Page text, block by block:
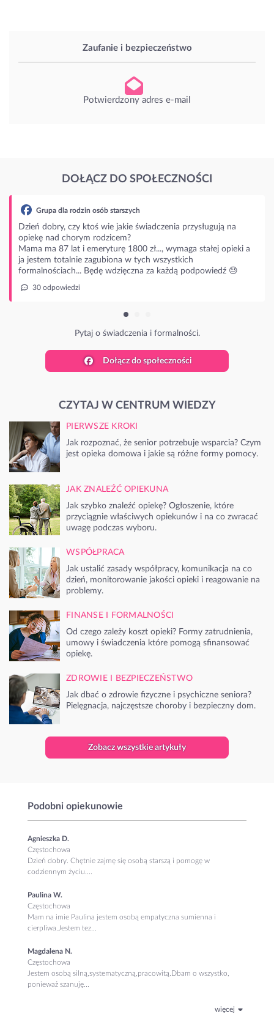
Zaufanie i bezpieczeństwo
Potwierdzony adres e-mail
DOŁĄCZ DO SPOŁECZNOŚCI
starszych
wie jakie świadczenia przysługują na
1800 zł..., wymaga stałej opieki a
w tych wszystkich
wdzięczna za każdą podpowiedź 😓
o świadczenia i formalności.
Dołącz do społeczności
CZYTAJ W CENTRUM WIEDZY
PIERWSZE KROKI
Jak rozpoznać, że senior potrzebuje wsparcia? Czym
jest opieka domowa i jakie są różne formy pomocy.
JAK ZNALEŹĆ OPIEKUNA
Jak szybko znaleźć opiekę? Ogłoszenie, które
przyciągnie właściwych opiekunów i na co zwracać
uwagę podczas wyboru.
WSPÓŁPRACA
Jak ustalić zasady współpracy, komunikacja na co
dzień, monitorowanie jakości opieki i reagowanie na
problemy.
FINANSE I FORMALNOŚCI
Od czego zależy koszt opieki? Formy zatrudnienia,
umowy i świadczenia które pomogą sfinansować
opiekę.
ZDROWIE I BEZPIECZEŃSTWO
Jak dbać o zdrowie fizyczne i psychiczne seniora?
Pielęgnacja, najczęstsze choroby i bezpieczny dom.
Zobacz wszystkie artykuły
Podobni opiekunowie
Agnieszka D.
Częstochowa
Dzień dobry. Chętnie zajmę się osobą starszą i pomogę w
codziennym życiu....
Paulina W.
Częstochowa
Mam na imie Paulina jestem osobą empatyczna sumienna i
cierpliwa.Jestem tez...
Magdalena N.
Częstochowa
Jestem osobą silną,systematyczną,pracowitą.Dbam o wszystko,
ponieważ szanuję...
więcej